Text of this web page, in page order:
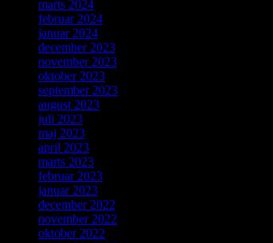
marts 2024
februar 2024
januar 2024
december 2023
november 2023
oktober 2023
september 2023
august 2023
juli 2023
maj 2023
april 2023
marts 2023
februar 2023
januar 2023
december 2022
november 2022
oktober 2022